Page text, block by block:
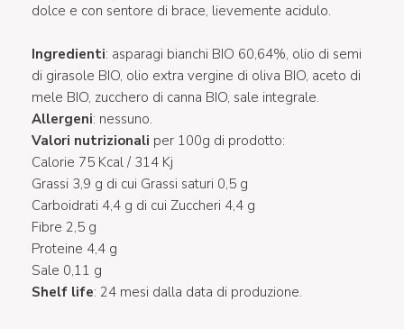
dolce e con sentore di brace, lievemente acidulo.
Ingredienti: asparagi bianchi BIO 60,64%, olio di semi
di girasole BIO, olio extra vergine di oliva BIO, aceto di
mele BIO, zucchero di canna BIO, sale integrale.
Allergeni: nessuno.
Valori nutrizionali per 100g di prodotto:
Calorie 75 Kcal / 314 Kj
Grassi 3,9 g di cui Grassi saturi 0,5 g
Carboidrati 4,4 g di cui Zuccheri 4,4 g
Fibre 2,5 g
Proteine 4,4 g
Sale 0,11 g
Shelf life: 24 mesi dalla data di produzione.